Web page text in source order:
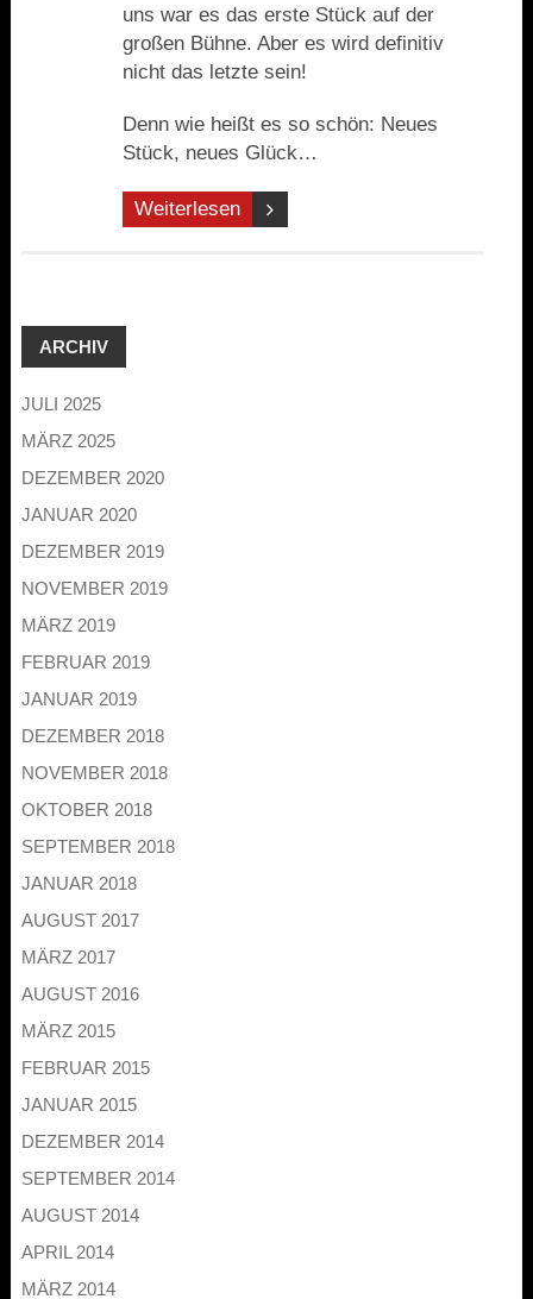
uns war es das erste Stück auf der
großen Bühne. Aber es wird definitiv
nicht das letzte sein!
Denn wie heißt es so schön: Neues
Stück, neues Glück…
Weiterlesen
ARCHIV
JULI 2025
MÄRZ 2025
DEZEMBER 2020
JANUAR 2020
DEZEMBER 2019
NOVEMBER 2019
MÄRZ 2019
FEBRUAR 2019
JANUAR 2019
DEZEMBER 2018
NOVEMBER 2018
OKTOBER 2018
SEPTEMBER 2018
JANUAR 2018
AUGUST 2017
MÄRZ 2017
AUGUST 2016
MÄRZ 2015
FEBRUAR 2015
JANUAR 2015
DEZEMBER 2014
SEPTEMBER 2014
AUGUST 2014
APRIL 2014
MÄRZ 2014